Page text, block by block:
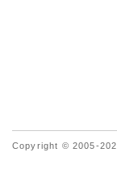
Copyright © 2005-